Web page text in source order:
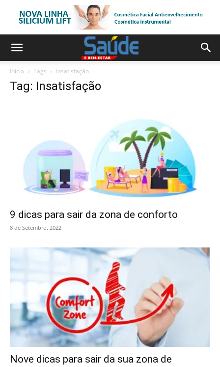
Início Tags Insatisfação
Tag: Insatisfação
9 dicas para sair da zona de conforto
8 de Setembro, 2022
Nove dicas para sair da sua zona de